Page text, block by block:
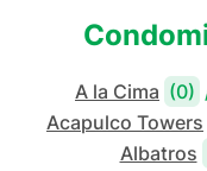
A la Cima (0)
Acapulco Towers
Albatros